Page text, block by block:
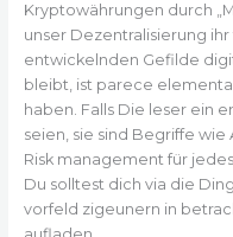
Kryptowährungen durch
unser Dezentralisierung
entwickelnden Gefilde
bleibt, ist parece
haben. Falls Die leser ein
seien, sie sind Begriffe
Risk management für
Du solltest dich via die
vorfeld zigeunern in